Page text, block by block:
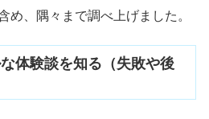
め、隅々まで調べ上げました。
体験談を知る（失敗や後